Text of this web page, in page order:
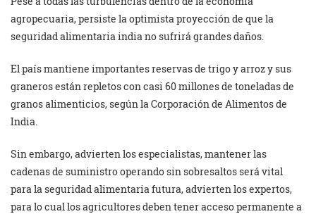
agropecuaria, persiste la optimista proyección de que la
seguridad alimentaria india no sufrirá grandes daños.
El país mantiene importantes reservas de trigo y arroz y sus
graneros están repletos con casi 60 millones de toneladas de
granos alimenticios, según la Corporación de Alimentos de
India.
Sin embargo, advierten los especialistas, mantener las
cadenas de suministro operando sin sobresaltos será vital
para la seguridad alimentaria futura, advierten los expertos,
para lo cual los agricultores deben tener acceso permanente a